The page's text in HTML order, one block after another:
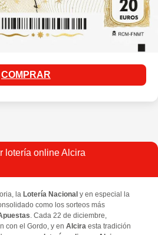
COMPRAR
lotería online Alcira
la Lotería Nacional y en especial la
como los sorteos más
. Cada 22 de diciembre,
con el Gordo, y en Alcira esta tradición